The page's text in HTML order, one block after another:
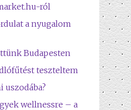
ról
a nyugalom
Budapesten
teszteltem
uszodába?
wellnessre – a